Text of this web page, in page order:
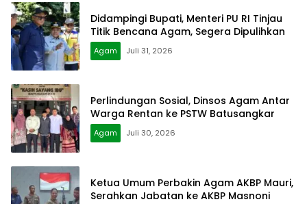
Didampingi Bupati, Menteri PU RI Tinjau
Titik Bencana Agam, Segera Dipulihkan
Agam Juli 31, 2026
Perlindungan Sosial, Dinsos Agam Antar
Warga Rentan ke PSTW Batusangkar
Agam Juli 30, 2026
Ketua Umum Perbakin Agam AKBP Mauri,
Serahkan Jabatan ke AKBP Masnoni